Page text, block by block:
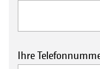
Ihre